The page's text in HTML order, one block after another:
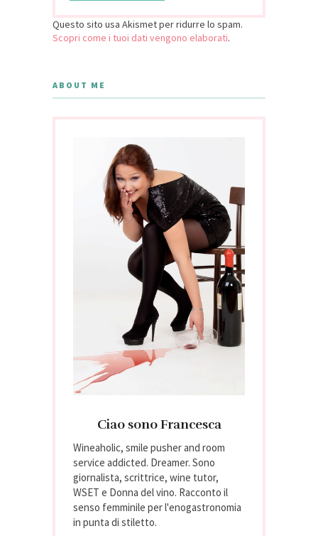
Questo sito usa Akismet per ridurre lo spam.
Scopri come i tuoi dati vengono elaborati.
ABOUT ME
Ciao sono Francesca
Wineaholic, smile pusher and room
service addicted. Dreamer. Sono
giornalista, scrittrice, wine tutor,
WSET e Donna del vino. Racconto il
senso femminile per l'enogastronomia
in punta di stiletto.